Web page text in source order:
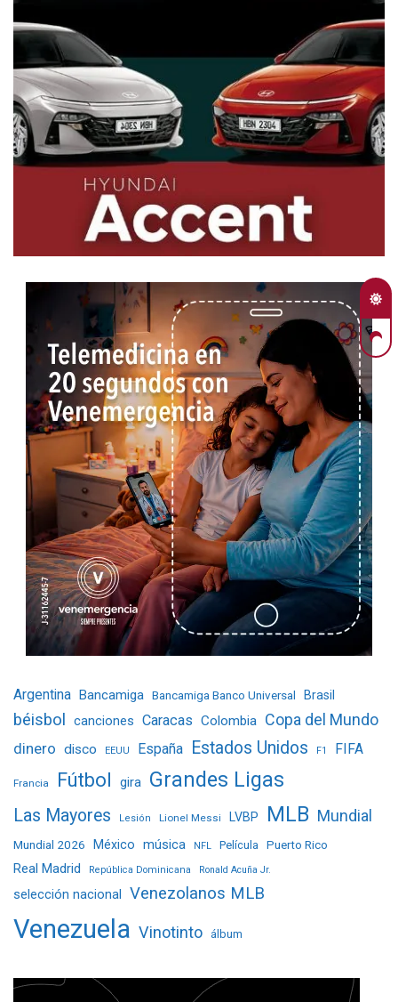
Argentina Bancamiga Bancamiga Banco Universal Brasil
béisbol canciones Caracas Colombia Copa del Mundo
dinero disco EEUU España Estados Unidos F1 FIFA
Francia Fútbol gira Grandes Ligas
Las Mayores Lesión Lionel Messi LVBP MLB Mundial
Mundial 2026 México música NFL Película Puerto Rico
Real Madrid República Dominicana Ronald Acuña Jr.
selección nacional Venezolanos MLB
Venezuela Vinotinto álbum